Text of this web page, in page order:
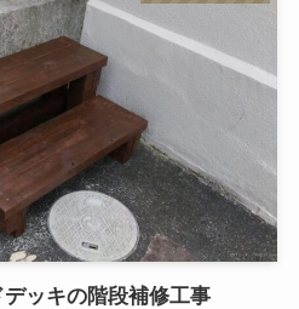
ッキの階段補修工事